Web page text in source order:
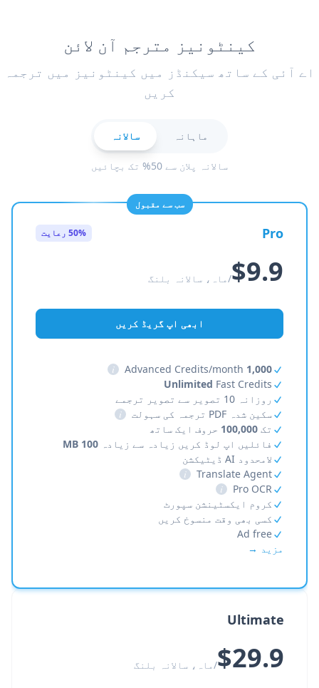
کینٹونیز مترجم آن لائن
اے آئی کے ساتھ سیکنڈز میں کینٹونیز میں ترجمہ
کریں
ماہانہ سالانہ
سالانہ پلان سے 50% تک بچائیں
سب سے مقبول
Pro 50% رعایت
$9.9/ماہ، سالانہ بلنگ
ابھی اپ گریڈ کریں
1,000
i
Unlimited Fast Credits
روزانہ 10 تصویر سے تصویر ترجمے
سکین شدہ PDF ترجمہ کی سہولت
i
تک 100,000 حروف ایک ساتھ
فائلیں اپ لوڈ کریں زیادہ سے زیادہ 100 MB
لامحدود AI ڈیٹیکشن
Translate Agent
i
Pro OCR
i
کروم ایکسٹینشن سپورٹ
کسی بھی وقت منسوخ کریں
Ad free
مزید →
Ultimate
$29.9/ماہ، سالانہ بلنگ